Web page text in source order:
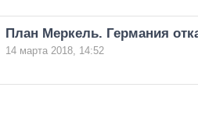
План Меркель. Германия
14 марта 2018, 14:52